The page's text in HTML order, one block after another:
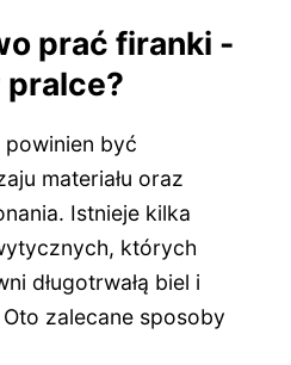
prać firanki -
być
materiału oraz
Istnieje kilka
których
długotrwałą biel i
zalecane sposoby